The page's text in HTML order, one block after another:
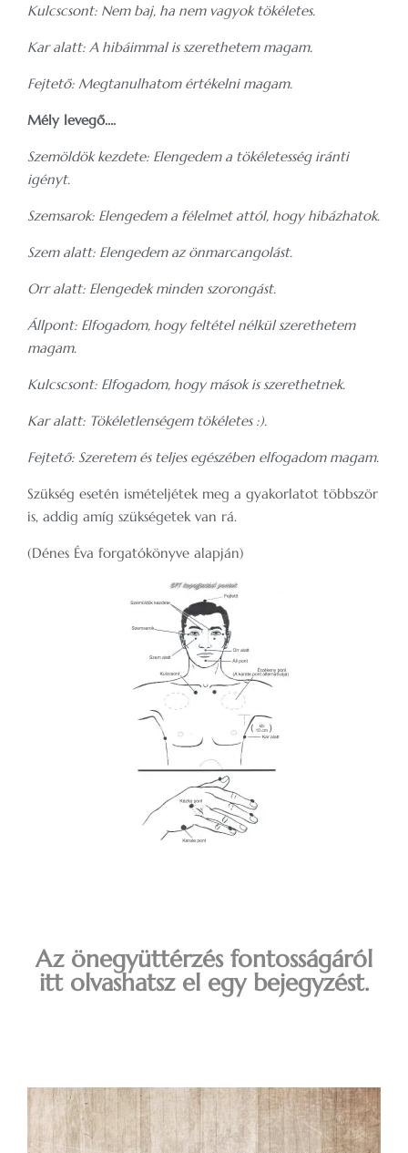
Kulcscsont: Nem baj, ha nem vagyok tökéletes.
Kar alatt: A hibáimmal is szerethetem magam.
Fejtető: Megtanulhatom értékelni magam.
Mély levegő….
Szemöldök kezdete: Elengedem a tökéletesség iránti
igényt.
Szemsarok: Elengedem a félelmet attól, hogy hibázhatok.
Szem alatt: Elengedem az önmarcangolást.
Orr alatt: Elengedek minden szorongást.
Állpont: Elfogadom, hogy feltétel nélkül szerethetem
magam.
Kulcscsont: Elfogadom, hogy mások is szerethetnek.
Kar alatt: Tökéletlenségem tökéletes :).
Fejtető: Szeretem és teljes egészében elfogadom magam.
Szükség esetén ismételjétek meg a gyakorlatot többször
is, addig amíg szükségetek van rá.
(Dénes Éva forgatókönyve alapján)
Az önegyüttérzés fontosságáról
itt olvashatsz el egy bejegyzést.